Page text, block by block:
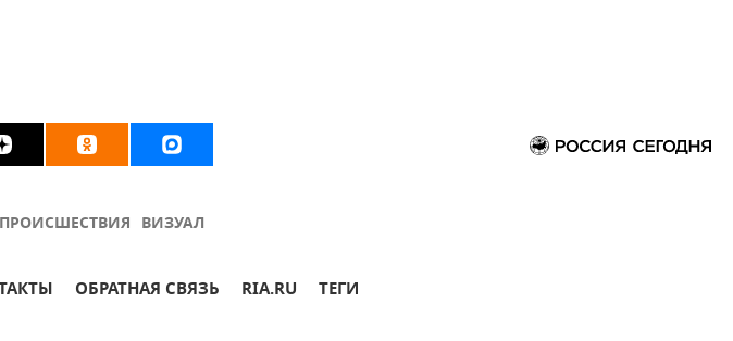
ПРОИСШЕСТВИЯ ВИЗУАЛ
ОБРАТНАЯ СВЯЗЬ RIA.RU ТЕГИ